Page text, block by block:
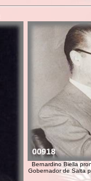
Bernardino Biella
Gobernador de Salta